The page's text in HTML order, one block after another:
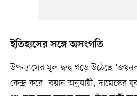
ইতিহাসের সঙ্গে অসংগতি
উপন্যাসের মূল দ্বন্দ্ব গড়ে উঠেছে
কেন্দ্র করে। বয়ান অনুযায়ী,